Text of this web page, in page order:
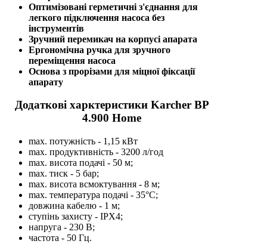
Оптимізовані герметичні з'єднання для
легкого підключення насоса без
інструментів
Зручний перемикач на корпусі апарата
Ергономічна ручка для зручного
переміщення насоса
Основа з прорізами для міцної фіксації
апарату
Додаткові харктеристики Karcher BP
4.900 Home
max. потужність - 1,15 кВт
max. продуктивність - 3200 л/год
max. висота подачі - 50 м;
max. тиск - 5 бар;
max. висота всмоктування - 8 м;
max. температура подачі - 35°С;
довжина кабелю - 1 м;
ступінь захисту - IPX4;
напруга - 230 В;
частота - 50 Гц.